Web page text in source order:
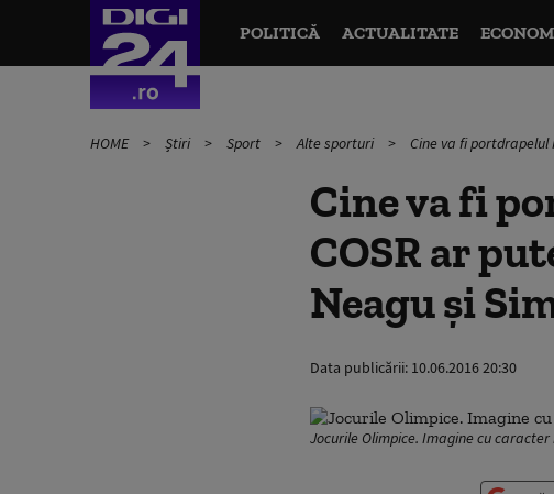
POLITICĂ ACTUALITATE
HOME Știri Sport Alte sporturi Cine va fi portdrapelul
Cine va fi
COSR ar
Neagu și
Data publicării: 10.06.2016 20:30
Jocurile Olimpice. Imagine cu